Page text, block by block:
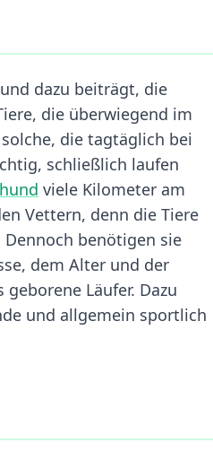
dazu beiträgt, die
die überwiegend im
die tagtäglich bei
schließlich laufen
viele Kilometer am
Vettern, denn die Tiere
benötigen sie
dem Alter und der
Läufer. Dazu
und allgemein sportlich